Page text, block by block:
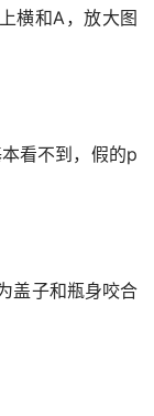
横和A，放大图
看不到，假的p
盖子和瓶身咬合